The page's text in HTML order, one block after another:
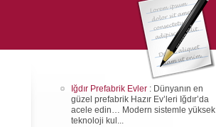
Iğdır Prefabrik Evler : Dünyanın en
güzel prefabrik Hazır Ev’leri Iğdır’da
acele edin… Modern sistemle yüksek
teknoloji kul...